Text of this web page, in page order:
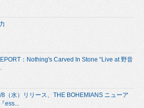
：Nothing's Carved In Stone “Live at 野音
（水）リリース、THE BOHEMIANS ニューア
ess...